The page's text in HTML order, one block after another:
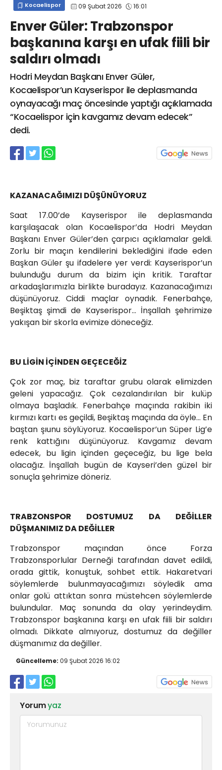
Kocaelispor 09 Şubat 2026 16:01
Enver Güler: Trabzonspor
başkanına karşı en ufak fiili bir
saldırı olmadı
Hodri Meydan Başkanı Enver Güler,
Kocaelispor’un Kayserispor ile deplasmanda
oynayacağı maç öncesinde yaptığı açıklamada
“Kocaelispor için kavgamız devam edecek”
dedi.
KAZANACAĞIMIZI DÜŞÜNÜYORUZ
Saat 17.00’de Kayserispor ile deplasmanda
karşılaşacak olan Kocaelispor’da Hodri Meydan
Başkanı Enver Güler’den çarpıcı açıklamalar geldi.
Zorlu bir maçın kendilerini beklediğini ifade eden
Başkan Güler şu ifadelere yer verdi: Kayserispor’un
bulunduğu durum da bizim için kritik. Taraftar
arkadaşlarımızla birlikte buradayız. Kazanacağımızı
düşünüyoruz. Ciddi maçlar oynadık. Fenerbahçe,
Beşiktaş şimdi de Kayserispor… İnşallah şehrimize
yakışan bir skorla evimize döneceğiz.
BU LİGİN İÇİNDEN GEÇECEĞİZ
Çok zor maç, biz taraftar grubu olarak elimizden
geleni yapacağız. Çok cezalandırılan bir kulüp
olmaya başladık. Fenerbahçe maçında rakibin iki
kırmızı kartı es geçildi, Beşiktaş maçında da öyle… En
baştan şıunu söylüyoruz. Kocaelispor’un Süper Lig’e
renk kattığını düşünüyoruz. Kavgamız devam
edecek, bu ligin içinden geçeceğiz, bu lige bela
olacağız. İnşallah bugün de Kayseri’den güzel bir
sonuçla şehrimize döneriz.
TRABZONSPOR DOSTUMUZ DA DEĞİLLER
DÜŞMANIMIZ DA DEĞİLLER
Trabzonspor maçından önce Forza
Trabzonsporlular Derneği tarafından davet edildi,
orada gittik, konuştuk, sohbet ettik. Hakaretvari
söylemlerde bulunmayacağımızı söyledik ama
onlar golü attıktan sonra müstehcen söylemlerde
bulundular. Maç sonunda da olay yerindeydim.
Trabzonspor başkanına karşı en ufak fiili bir saldırı
olmadı. Dikkate almıyoruz, dostumuz da değiller
düşmanımız da değiller.
Güncelleme: 09 Şubat 2026 16:02
Yorumyaz
info@spor41.com